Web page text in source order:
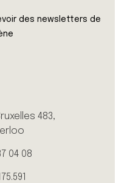
des newsletters de
483,
04 08